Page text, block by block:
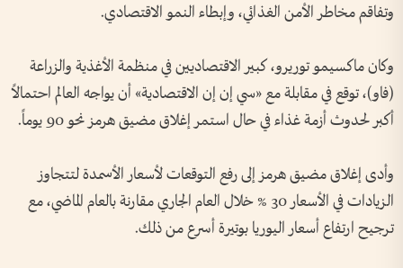
وتفاقم مخاطر الأمن الغذائي، وإبطاء النمو الاقتصادي.
وكان ماكسيمو توريرو، كبير الاقتصاديين في منظمة الأغذية والزراعة
(فاو)، توقع في مقابلة مع «سي إن إن الاقتصادية» أن يواجه العالم احتمالاً
أكبر لحدوث أزمة غذاء في حال استمر إغلاق مضيق هرمز نحو 90 يوماً.
وأدى إغلاق مضيق هرمز إلى رفع التوقعات لأسعار الأسمدة لتتجاوز
الزيادات في الأسعار 30 % خلال العام الجاري مقارنة بالعام الماضي، مع
ترجيح ارتفاع أسعار اليوريا بوتيرة أسرع من ذلك.